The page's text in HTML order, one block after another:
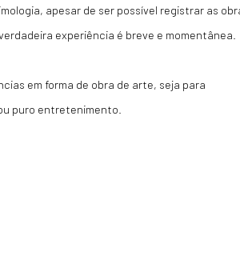
apesar de ser possível registrar as
experiência é breve e momentânea.
em forma de obra de arte, seja para
puro entretenimento.